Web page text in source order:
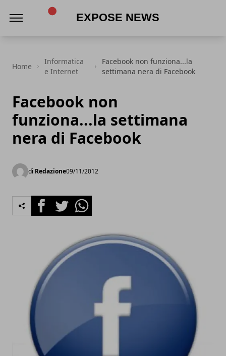
Home
Informatica
e Internet
Facebook non funziona...la
settimana nera di Facebook
Facebook non
funziona...la settimana
nera di Facebook
di Redazione09/11/2012
FacebookTwitterWhatsapp